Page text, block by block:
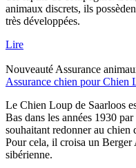
animaux discrets, ils
très développées.
Lire
Nouveauté Assurance
Assurance chien pour Chien
Le Chien Loup de Saarloos
Bas dans les années 1930
souhaitant redonner au chien
Pour cela, il croisa un
sibérienne.